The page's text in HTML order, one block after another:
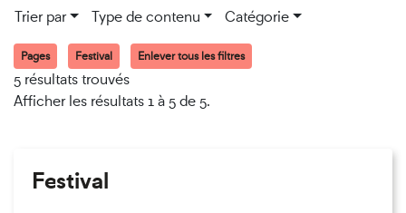
Trier par Type de contenu Catégorie
Pages Festival Enlever tous les filtres
5 résultats trouvés
Afficher les résultats 1 à 5 de 5.
Festival